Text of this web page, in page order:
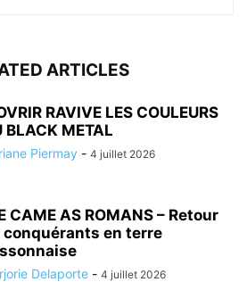
ARTICLES
RAVIVE LES COULEURS
BLACK METAL
Piermay - 4 juillet 2026
CAME AS ROMANS – Retour
conquérants en terre
Delaporte - 4 juillet 2026